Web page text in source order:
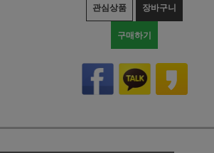
관심상품 장바구니
구매하기